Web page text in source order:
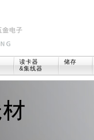
读卡器
&集线器
储存